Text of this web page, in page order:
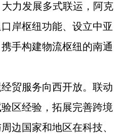
力发展多式联运，阿克
岸枢纽功能、设立中亚
手构建物流枢纽的南通
贸服务向西开放。联动
区经验，拓展完善跨境
边国家和地区在科技、